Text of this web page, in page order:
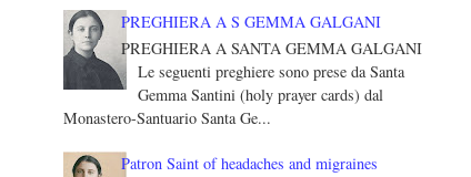
PREGHIERA A S GEMMA GALGANI
PREGHIERA A SANTA GEMMA GALGANI
Le seguenti preghiere sono prese da Santa
Gemma Santini (holy prayer cards) dal
Monastero-Santuario Santa Ge...
Patron Saint of headaches and migraines